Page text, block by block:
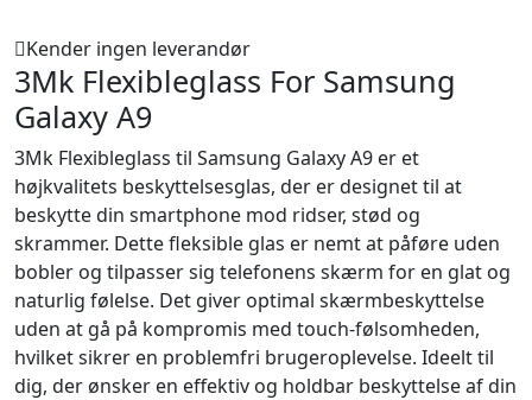
Kender ingen leverandør
3Mk Flexibleglass For Samsung
Galaxy A9
3Mk Flexibleglass til Samsung Galaxy A9 er et
højkvalitets beskyttelsesglas, der er designet til at
beskytte din smartphone mod ridser, stød og
skrammer. Dette fleksible glas er nemt at påføre uden
bobler og tilpasser sig telefonens skærm for en glat og
naturlig følelse. Det giver optimal skærmbeskyttelse
uden at gå på kompromis med touch-følsomheden,
hvilket sikrer en problemfri brugeroplevelse. Ideelt til
dig, der ønsker en effektiv og holdbar beskyttelse af din